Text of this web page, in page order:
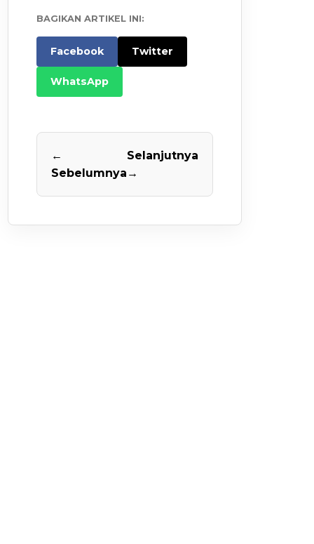
BAGIKAN ARTIKEL INI:
Facebook Twitter
WhatsApp
←
Sebelumnya
Selanjutnya
→